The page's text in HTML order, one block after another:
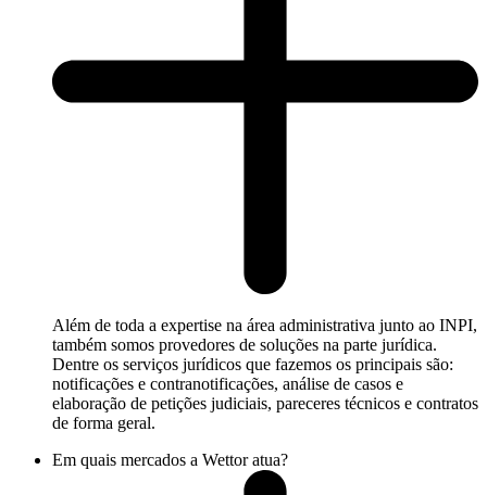
Além de toda a expertise na área administrativa junto ao INPI,
também somos provedores de soluções na parte jurídica.
Dentre os serviços jurídicos que fazemos os principais são:
notificações e contranotificações, análise de casos e
elaboração de petições judiciais, pareceres técnicos e contratos
de forma geral.
Em quais mercados a Wettor atua?